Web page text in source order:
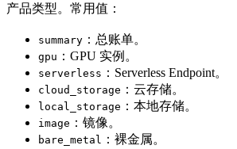
产品类型。常用值：
summary ：总账单。
gpu ：GPU 实例。
serverless ：Serverless Endpoint。
cloud_storage ：云存储。
local_storage ：本地存储。
image ：镜像。
bare_metal ：裸金属。